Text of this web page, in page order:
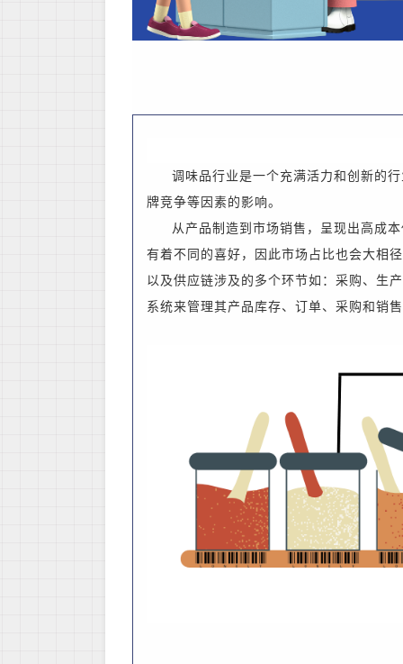
调味品行业是一个充满活力和创新的
牌竞争等因素的影响。
从产品制造到市场销售，呈现出高成
有着不同的喜好，因此市场占比也会大相
以及供应链涉及的多个环节如：采购、生
系统来管理其产品库存、订单、采购和销